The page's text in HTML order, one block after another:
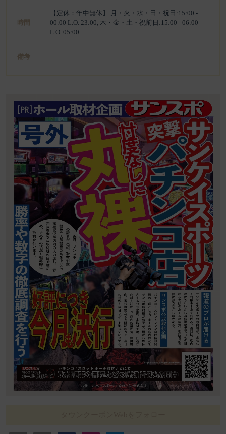
時間
【定休：年中無休】 月・火・水・日・祝日:15:00 -
00:00 L.O. 23:00, 木・金・土・祝前日:15:00 - 06:00
L.O. 05:00
備考